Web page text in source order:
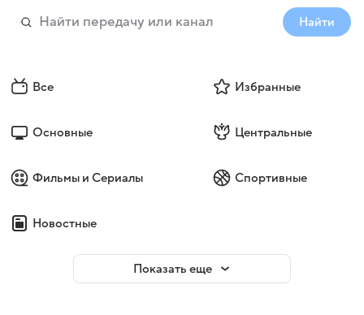
Найти
Все Избранные
Основные Центральные
Фильмы и Сериалы Спортивные
Новостные
Показать еще